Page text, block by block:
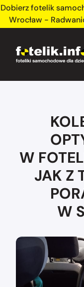
Dobierz fotelik
Wrocław -
W
JAK Z
W